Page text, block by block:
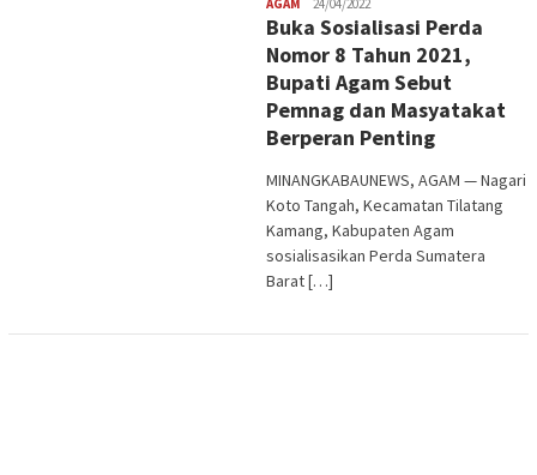
AGAM 24/04/2022
Buka Sosialisasi Perda
Nomor 8 Tahun 2021,
Bupati Agam Sebut
Pemnag dan Masyatakat
Berperan Penting
MINANGKABAUNEWS, AGAM — Nagari
Koto Tangah, Kecamatan Tilatang
Kamang, Kabupaten Agam
sosialisasikan Perda Sumatera
Barat […]